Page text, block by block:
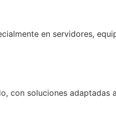
en servidores,
, con soluciones adaptadas